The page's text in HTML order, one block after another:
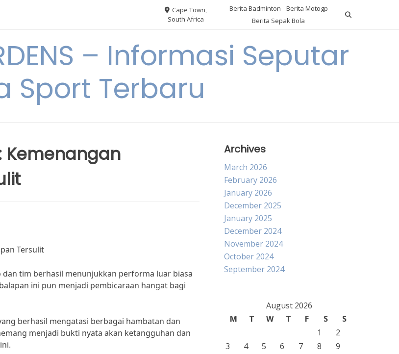
Cape Town,
South Africa
Berita Badminton
Berita Motogp
Berita Sepak Bola
– Informasi Seputar
Sport Terbaru
Kemenangan
Tersulit
tim berhasil menunjukkan performa luar biasa
ini pun menjadi pembicaraan hangat bagi
berhasil mengatasi berbagai hambatan dan
menjadi bukti nyata akan ketangguhan dan
Archives
March 2026
February 2026
January 2026
December 2025
January 2025
December 2024
November 2024
October 2024
September 2024
August 2026
M
T W T F S
S
1
2
3
4 5 6 7 8
9